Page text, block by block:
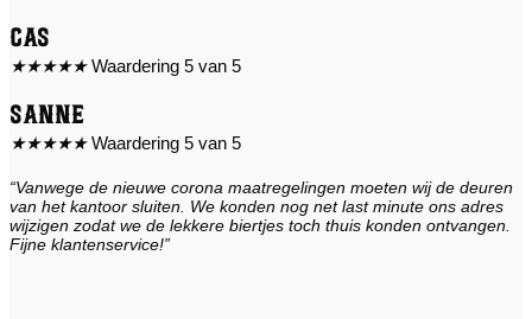
Cas
★★★★★ Waardering 5 van 5
Sanne
★★★★★ Waardering 5 van 5
“Vanwege de nieuwe corona maatregelingen moeten wij de deuren
van het kantoor sluiten. We konden nog net last minute ons adres
wijzigen zodat we de lekkere biertjes toch thuis konden ontvangen.
Fijne klantenservice!”